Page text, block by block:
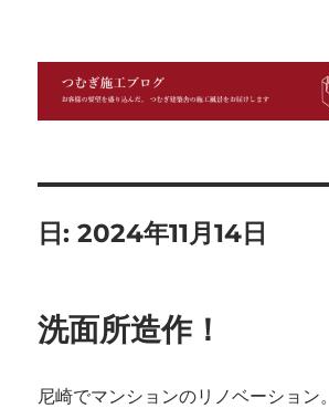
つむぎ施工ブログ
日:2024年11月14日
洗面所造作！
尼崎でマンションのリノベーション。